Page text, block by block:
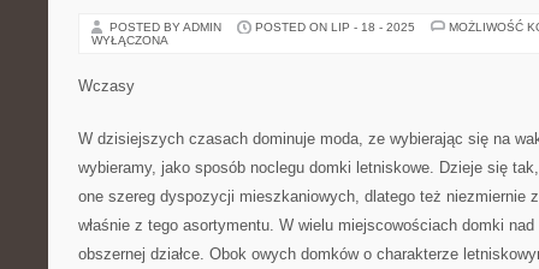
POSTED BY ADMIN POSTED ON LIP - 18 - 2025
MOŻLIWOŚĆ
WYŁĄCZONA
Wczasy
W dzisiejszych czasach dominuje moda, ze wybierając się na
wybieramy, jako sposób noclegu domki letniskowe. Dzieje się
one szereg dyspozycji mieszkaniowych, dlatego też niezmiernie
właśnie z tego asortymentu. W wielu miejscowościach domki
obszernej działce. Obok owych domków o charakterze